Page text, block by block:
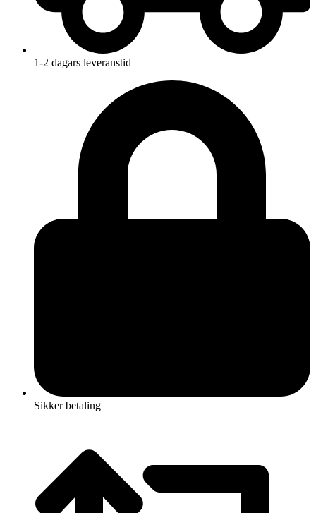
1-2 dagars leveranstid
Sikker betaling